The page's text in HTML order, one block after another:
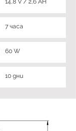
14,8 V / 2,6 AH
7 часа
60 W
10 дни